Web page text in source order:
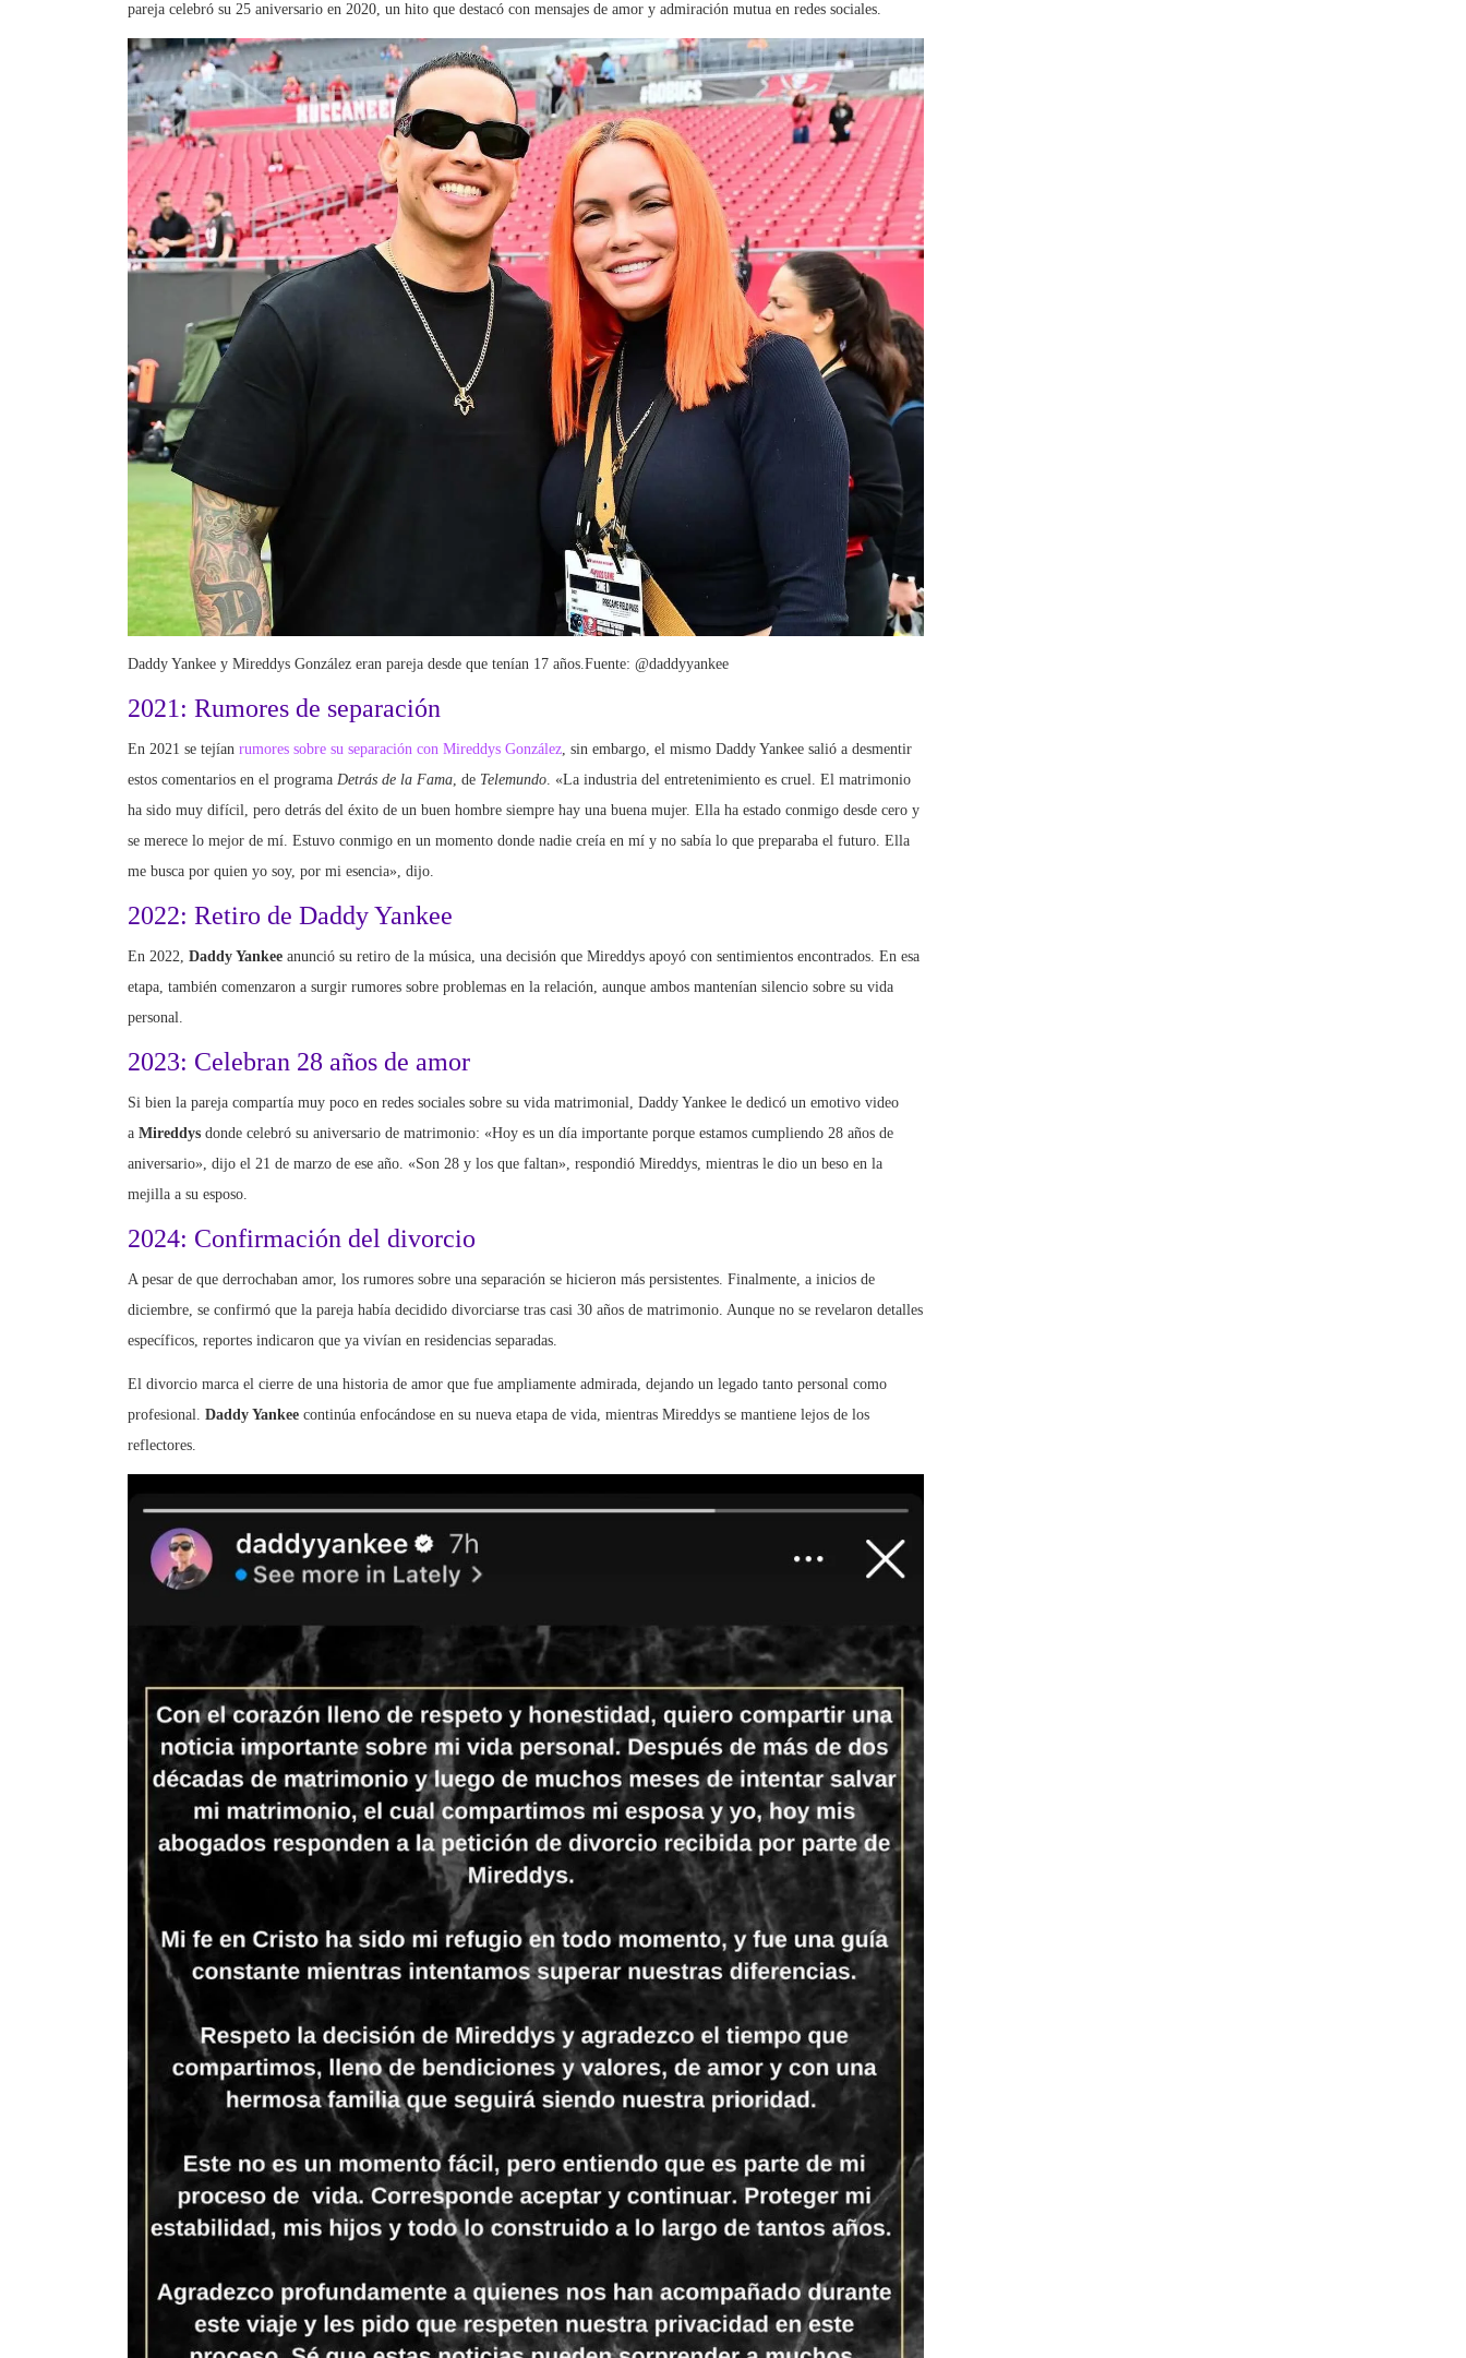
pareja celebró su 25 aniversario en 2020, un hito que destacó con mensajes de amor y admiración mutua en redes sociales.
Daddy Yankee y Mireddys González eran pareja desde que tenían 17 años.Fuente: @daddyyankee
2021: Rumores de separación
En 2021 se tejían rumores sobre su separación con Mireddys González , sin embargo, el mismo Daddy Yankee salió a desmentir
estos comentarios en el programa Detrás de la Fama , de Telemundo . «La industria del entretenimiento es cruel. El matrimonio
ha sido muy difícil, pero detrás del éxito de un buen hombre siempre hay una buena mujer. Ella ha estado conmigo desde cero y
se merece lo mejor de mí. Estuvo conmigo en un momento donde nadie creía en mí y no sabía lo que preparaba el futuro. Ella
me busca por quien yo soy, por mi esencia», dijo.
2022: Retiro de Daddy Yankee
En 2022, Daddy Yankee anunció su retiro de la música, una decisión que Mireddys apoyó con sentimientos encontrados. En esa
etapa, también comenzaron a surgir rumores sobre problemas en la relación, aunque ambos mantenían silencio sobre su vida
personal.
2023: Celebran 28 años de amor
Si bien la pareja compartía muy poco en redes sociales sobre su vida matrimonial, Daddy Yankee le dedicó un emotivo video
a Mireddys donde celebró su aniversario de matrimonio: «Hoy es un día importante porque estamos cumpliendo 28 años de
aniversario», dijo el 21 de marzo de ese año. «Son 28 y los que faltan», respondió Mireddys, mientras le dio un beso en la
mejilla a su esposo.
2024: Confirmación del divorcio
A pesar de que derrochaban amor, los rumores sobre una separación se hicieron más persistentes. Finalmente, a inicios de
diciembre, se confirmó que la pareja había decidido divorciarse tras casi 30 años de matrimonio. Aunque no se revelaron detalles
específicos, reportes indicaron que ya vivían en residencias separadas.
El divorcio marca el cierre de una historia de amor que fue ampliamente admirada, dejando un legado tanto personal como
profesional. Daddy Yankee continúa enfocándose en su nueva etapa de vida, mientras Mireddys se mantiene lejos de los
reflectores.